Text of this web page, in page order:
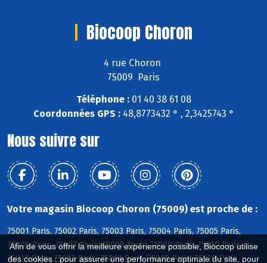
Afin de vous offrir la meilleure expérience possible, Biocoop utilise
des cookies : pour assurer une performance optimale du site, pour
Biocoop Choron
4 rue Choron
75009 Paris
Téléphone :01 40 38 61 08
Coordonnées GPS :48,8773432 ° , 2,3425743 °
Nous suivre sur
Votre magasin Biocoop Choron (75009) est proche de :
75001 Paris, 75002 Paris, 75003 Paris, 75004 Paris, 75005 Paris,
75006 Paris, 75007 Paris, 75008 Paris, 75009 Paris, 75010 Paris,
75011 Paris, 75017 Paris, 75018 Paris, 75019 Paris, 75020 Paris